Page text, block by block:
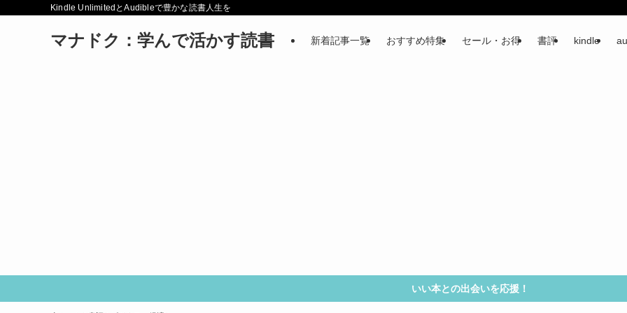
Kindle UnlimitedとAudibleで豊かな読書人生を
マナドク：学んで活かす読書 新着記事一覧 おすすめ特集 セール・お得 書評 kindle
いい本との出会いを応援！